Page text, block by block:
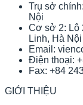
Trụ sở
Nội
Cơ sở 2: Lô
Linh, Hà Nội
Email:
Điện thoại:
Fax: +84
GIỚI THIỆU